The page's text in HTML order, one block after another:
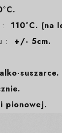
: 110°C. (na
:
+/- 5cm.
suszarce.
pionowej.